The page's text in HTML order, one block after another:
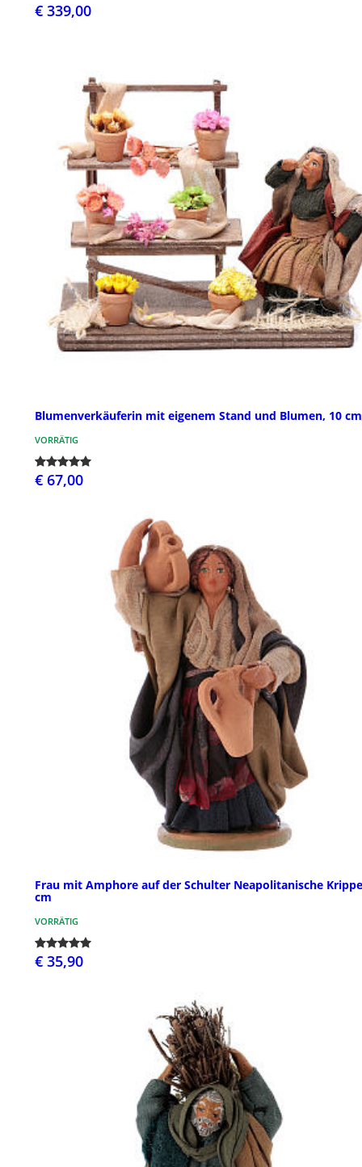
€ 339,00
Blumenverkäuferin mit eigenem Stand und Blumen, 10 cm
VORRÄTIG
€ 67,00
Frau mit Amphore auf der Schulter Neapolitanische
cm
VORRÄTIG
€ 35,90